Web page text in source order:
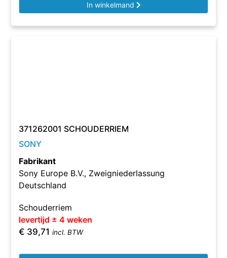
In winkelmand
371262001 SCHOUDERRIEM
SONY
Fabrikant
Sony Europe B.V., Zweigniederlassung
Deutschland
Schouderriem
levertijd ± 4 weken
€ 39,71 incl. BTW